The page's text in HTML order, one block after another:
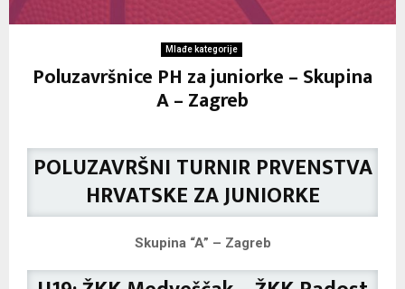
Mlađe kategorije
Poluzavršnice PH za juniorke – Skupina
A – Zagreb
POLUZAVRŠNI TURNIR PRVENSTVA
HRVATSKE ZA JUNIORKE
Skupina “A” – Zagreb